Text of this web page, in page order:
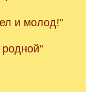
и молод!"